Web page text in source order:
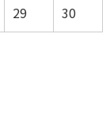
29 30